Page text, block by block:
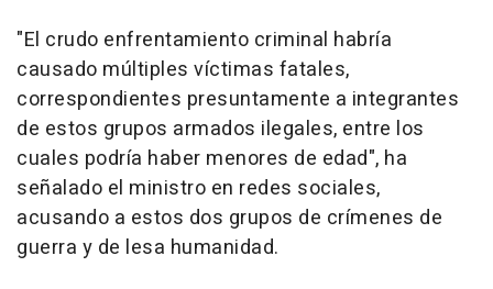
"El crudo enfrentamiento criminal habría
causado múltiples víctimas fatales,
correspondientes presuntamente a integrantes
de estos grupos armados ilegales, entre los
cuales podría haber menores de edad", ha
señalado el ministro en redes sociales,
acusando a estos dos grupos de crímenes de
guerra y de lesa humanidad.